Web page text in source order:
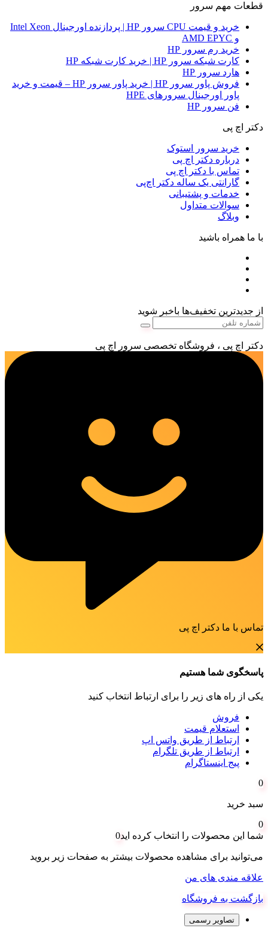
قطعات مهم سرور
خرید و قیمت CPU سرور HP | پردازنده اورجینال Intel Xeon
و AMD EPYC
خرید رم سرور HP
کارت شبکه سرور HP | خرید کارت شبکه HP
هارد سرور HP
فروش پاور سرور HP | خرید پاور سرور HP – قیمت و خرید
پاور اورجینال سرورهای HPE
فن سرور HP
دکتر اچ پی
خرید سرور استوک
درباره دکتر اچ پی
تماس با دکتر اچ پی
گارانتی یک ساله دکتر اچ‌پی
خدمات و پشتیبانی
سوالات متداول
وبلاگ
با ما همراه باشید
از جدیدترین تخفیف‌ها باخبر شوید
دکتر اچ پی ، فروشگاه تخصصی سرور اچ پی
تماس با ما دکتر اچ پی
پاسخگوی شما هستیم
یکی از راه های زیر را برای ارتباط انتخاب کنید
فروش
استعلام قیمت
ارتباط از طریق واتس اپ
ارتباط از طریق تلگرام
پیج اینستاگرام
0
سبد خرید
0
شما این محصولات را انتخاب کرده اید0
می‌توانید برای مشاهده محصولات بیشتر به صفحات زیر بروید
علاقه مندی های من
بازگشت به فروشگاه
تصاویر رسمی